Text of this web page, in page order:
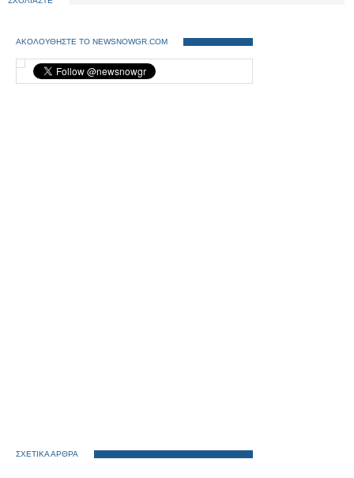
ΑΚΟΛΟΥΘΗΣΤΕ ΤΟ NEWSNOWGR.COM
ΣΧΕΤΙΚΑ ΑΡΘΡΑ